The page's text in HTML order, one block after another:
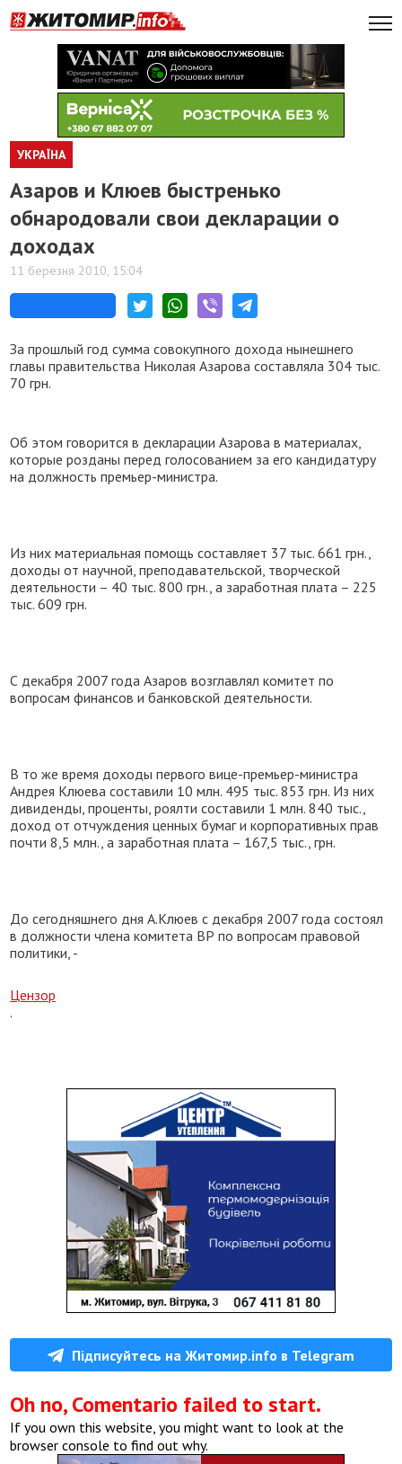
УКРАЇНА
Азаров и Клюев быстренько
обнародовали свои декларации о
доходах
11 березня 2010, 15:04
За прошлый год сумма совокупного дохода нынешнего
главы правительства Николая Азарова составляла 304 тыс.
70 грн.
Об этом говорится в декларации Азарова в материалах,
которые розданы перед голосованием за его кандидатуру
на должность премьер-министра.
Из них материальная помощь составляет 37 тыс. 661 грн.,
доходы от научной, преподавательской, творческой
деятельности – 40 тыс. 800 грн., а заработная плата – 225
тыс. 609 грн.
С декабря 2007 года Азаров возглавлял комитет по
вопросам финансов и банковской деятельности.
В то же время доходы первого вице-премьер-министра
Андрея Клюева составили 10 млн. 495 тыс. 853 грн. Из них
дивиденды, проценты, роялти составили 1 млн. 840 тыс.,
доход от отчуждения ценных бумаг и корпоративных прав
почти 8,5 млн., а заработная плата – 167,5 тыс., грн.
До сегодняшнего дня А.Клюев с декабря 2007 года состоял
в должности члена комитета ВР по вопросам правовой
политики, -
Цензор
.
Підписуйтесь на Житомир.info в Telegram
Oh no, Comentario failed to start.
If you own this website, you might want to look at the
browser console to find out why.